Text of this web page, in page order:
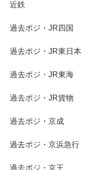
近鉄
過去ポジ・JR四国
過去ポジ・JR東日本
過去ポジ・JR東海
過去ポジ・JR貨物
過去ポジ・京成
過去ポジ・京浜急行
過去ポジ・京王